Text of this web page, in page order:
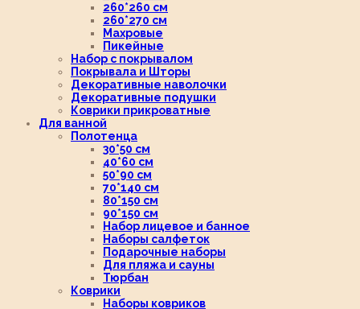
260*260 см
260*270 см
Махровые
Пикейные
Набор с покрывалом
Покрывала и Шторы
Декоративные наволочки
Декоративные подушки
Коврики прикроватные
Для ванной
Полотенца
30*50 см
40*60 см
50*90 см
70*140 см
80*150 см
90*150 см
Набор лицевое и банное
Наборы салфеток
Подарочные наборы
Для пляжа и сауны
Тюрбан
Коврики
Наборы ковриков